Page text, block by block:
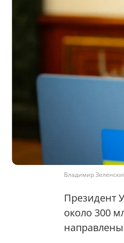
Владимир
Президент
около 300